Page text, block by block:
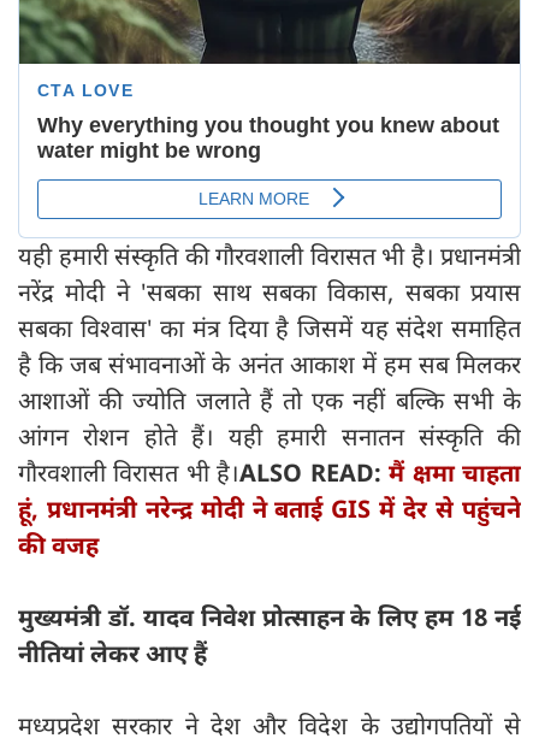
यही हमारी संस्कृति की गौरवशाली विरासत भी है। प्रधानमंत्री
नरेंद्र मोदी ने 'सबका साथ सबका विकास, सबका प्रयास
सबका विश्वास' का मंत्र दिया है जिसमें यह संदेश समाहित
है कि जब संभावनाओं के अनंत आकाश में हम सब मिलकर
आशाओं की ज्योति जलाते हैं तो एक नहीं बल्कि सभी के
आंगन रोशन होते हैं। यही हमारी सनातन संस्कृति की
गौरवशाली विरासत भी है।ALSO READ:मैं क्षमा चाहता
हूं, प्रधानमंत्री नरेन्द्र मोदी ने बताई GIS में देर से पहुंचने
की वजह
मुख्यमंत्री डॉ. यादव निवेश प्रोत्साहन के लिए हम 18 नई
नीतियां लेकर आए हैं
मध्यप्रदेश सरकार ने देश और विदेश के उद्योगपतियों से